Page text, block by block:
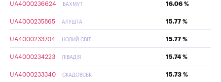
UA4000236624 БАХМУТ 16.06 %
UA4000235865 АЛУШТА 15.77 %
UA4000233704 НОВИЙ СВІТ 15.77 %
UA4000234223 ЛІВАДІЯ 15.74 %
UA4000233340 СКАДОВСЬК 15.73 %